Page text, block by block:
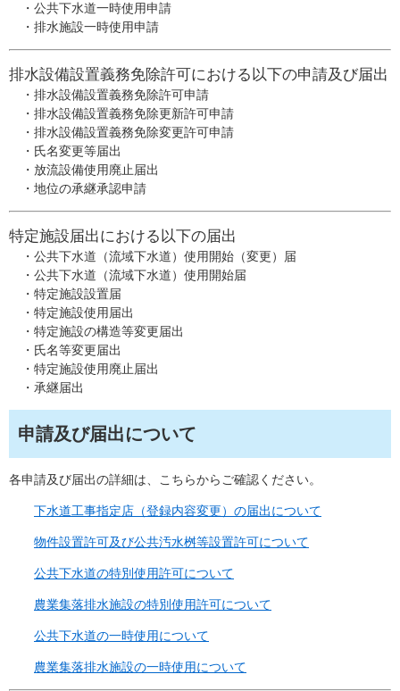
・公共下水道一時使用申請
・排水施設一時使用申請
排水設備設置義務免除許可における以下の申請及び届出
・排水設備設置義務免除許可申請
・排水設備設置義務免除更新許可申請
・排水設備設置義務免除変更許可申請
・氏名変更等届出
・放流設備使用廃止届出
・地位の承継承認申請
特定施設届出における以下の届出
・公共下水道（流域下水道）使用開始（変更）届
・公共下水道（流域下水道）使用開始届
・特定施設設置届
・特定施設使用届出
・特定施設の構造等変更届出
・氏名等変更届出
・特定施設使用廃止届出
・承継届出
申請及び届出について
各申請及び届出の詳細は、こちらからご確認ください。
下水道工事指定店（登録内容変更）の届出について
物件設置許可及び公共汚水桝等設置許可について
公共下水道の特別使用許可について
農業集落排水施設の特別使用許可について
公共下水道の一時使用について
農業集落排水施設の一時使用について